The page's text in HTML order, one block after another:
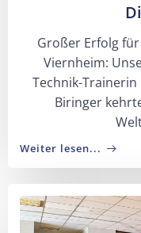
Großer Erfolg
Viernheim:
Technik-
Biringer
Weiter lesen...